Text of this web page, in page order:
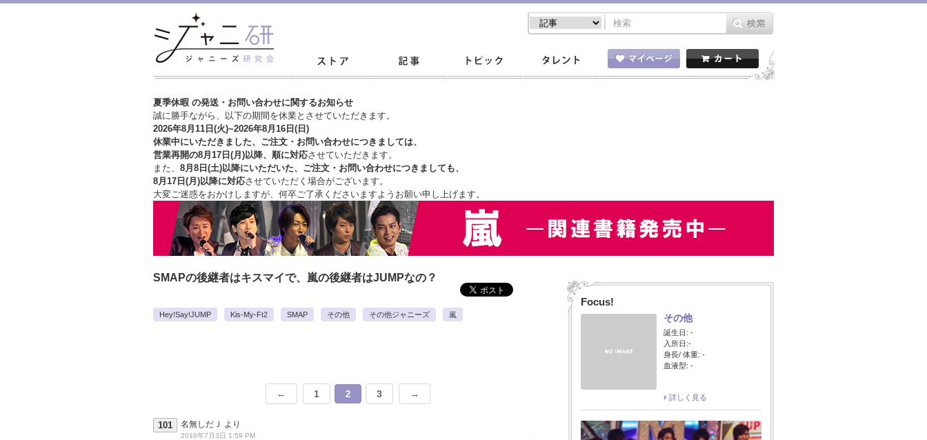
夏季休暇 の発送・お問い合わせに関するお知らせ
誠に勝手ながら、以下の期間を休業とさせていただきます。
2026年8月11日(火)~2026年8月16日(日)
休業中にいただきました、ご注文・お問い合わせにつきましては、
営業再開の8月17日(月)以降、順に対応させていただきます。
また、 8月8日(土)以降にいただいた、ご注文・ お問い合わせにつきましても、
8月17日(月)以降に対応させていただく場合がございます。
大変ご迷惑をおかけしますが、 何卒ご了承くださいますようお願い申し上げます。
SMAPの後継者はキスマイで、嵐の後継者はJUMPなの？
Hey!Say!JUMP Kis-My-Ft2 SMAP その他 その他ジャニーズ 嵐
← 1 2 3 →
101 名無しだＪ より
2016年7月3日 1:59 PM
Focus!
その他
誕生日: -
入所日:-
身長/ 体重: -
血液型: -
詳しく見る